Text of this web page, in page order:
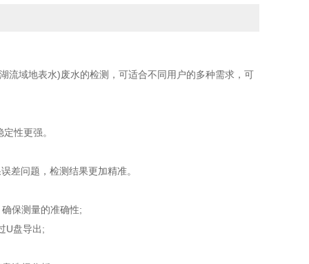
流域地表水)废水的检测，可适合不同用户的多种需求，可
性更强。
问题，检测结果更加精准。
保测量的准确性;
U盘导出;